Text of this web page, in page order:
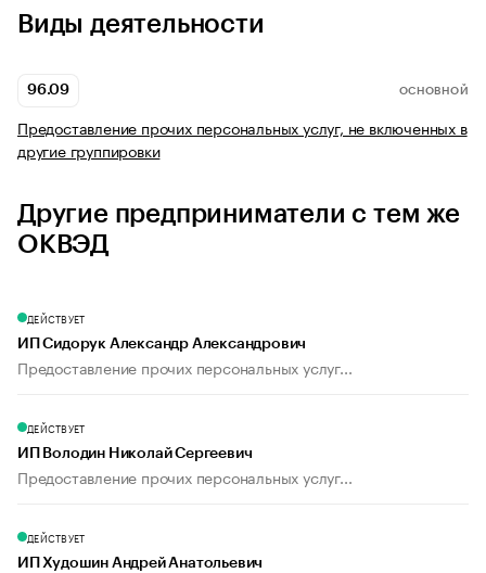
Виды деятельности
96.09 ОСНОВНОЙ
Предоставление прочих персональных услуг, не включенных в
другие группировки
Другие предприниматели с тем же
ОКВЭД
ДЕЙСТВУЕТ
ИП Сидорук Александр Александрович
Предоставление прочих персональных услуг...
ДЕЙСТВУЕТ
ИП Володин Николай Сергеевич
Предоставление прочих персональных услуг...
ДЕЙСТВУЕТ
ИП Худошин Андрей Анатольевич